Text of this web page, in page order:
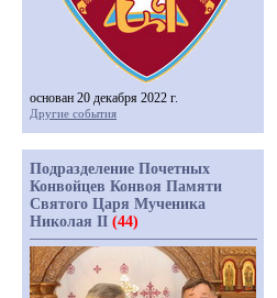
основан 20 декабря 2022 г.
Другие события
Подразделение Почетных
Конвойцев Конвоя Памяти
Святого Царя Мученика
Николая II (44)